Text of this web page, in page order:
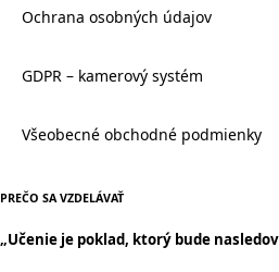
Ochrana osobných údajov
GDPR – kamerový systém
Všeobecné obchodné podmienky
PREČO SA VZDELÁVAŤ
„Učenie je poklad, ktorý bude